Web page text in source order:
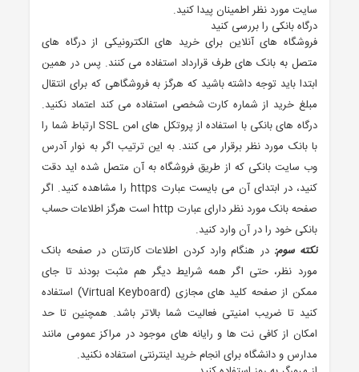
سایت مورد نظر اطمینان پیدا کنید.
درگاه بانکی را بررسی کنید
فروشگاه های آنلاین برای خرید های الکترونیکی از درگاه های
متصل به بانک های طرف قرارداد استفاده می کنند. پس در همین
ابتدا باید توجه داشته باشید که هرگز به فروشگاهی که برای انتقال
مبلغ خرید از شماره کارت شخصی استفاده می کند اعتماد نکنید.
درگاه های بانکی با استفاده از پروتکل های امن SSL ارتباط شما را
با بانک مورد نظر برقرار می کنند. به این ترتیب اگر به نوار آدرس
وب سایت بانکی که از طریق فروشگاه به آن متصل شده اید دقت
کنید، در ابتدای آن می بایست عبارت https را مشاهده کنید. اگر
صفحه بانک مورد نظر دارای عبارت http است هرگز اطلاعات حساب
بانکی خود را در آن وارد کنید.
نکته سوم: در هنگام وارد کردن اطلاعات کارتتان در صفحه بانک
مورد نظر، حتی اگر همه شرایط دیگر هم مثبت بودند تا جای
ممکن از صفحه کلید های مجازی (Virtual Keyboard) استفاده
کنید تا ضریب امنیتی فعالیت شما بالاتر باشد. همچنین تا حد
امکان از کافی نت ها و رایانه های موجود در مراکز عمومی مانند
مدارس و دانشگاه برای انجام خرید اینترنتی استفاده نکنید.